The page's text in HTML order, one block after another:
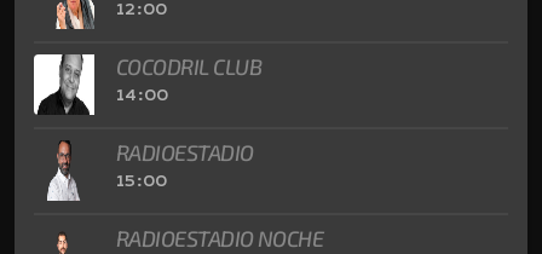
12:00
COCODRIL CLUB
14:00
RADIOESTADIO
15:00
RADIOESTADIO NOCHE